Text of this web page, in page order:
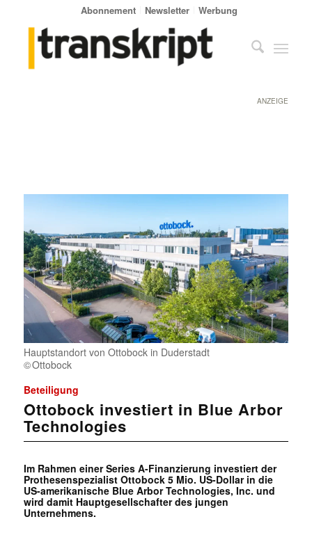
Abonnement Newsletter Werbung
ANZEIGE
Hauptstandort von Ottobock in Duderstadt
Ottobock
Beteiligung
Ottobock investiert in Blue Arbor
Technologies
Im Rahmen einer Series A-Finanzierung investiert der
Prothesenspezialist Ottobock 5 Mio. US-Dollar in die
US-amerikanische Blue Arbor Technologies, Inc. und
wird damit Hauptgesellschafter des jungen
Unternehmens.